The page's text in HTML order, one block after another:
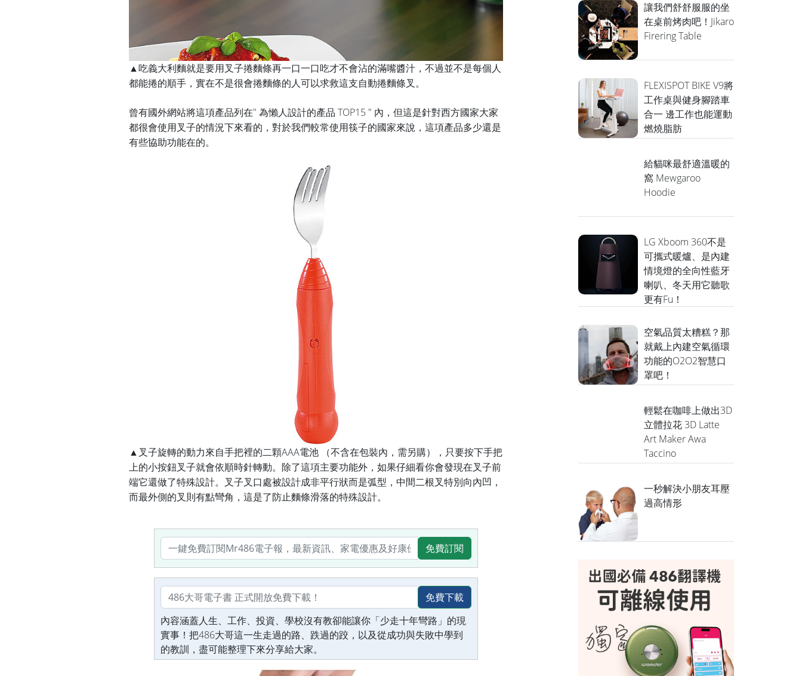
▲吃義大利麵就是要用叉子捲麵條再一口一口吃才不會沾的滿嘴醬汁，不過並不是每個人
都能捲的順手，實在不是很會捲麵條的人可以求救這支自動捲麵條叉。
曾有國外網站將這項產品列在" 為懶人設計的產品 TOP15 " 內，但這是針對西方國家大家
都很會使用叉子的情況下來看的，對於我們較常使用筷子的國家來說，這項產品多少還是
有些協助功能在的。
▲叉子旋轉的動力來自手把裡的二顆AAA電池 （不含在包裝內，需另購），只要按下手把
上的小按鈕叉子就會依順時針轉動。除了這項主要功能外，如果仔細看你會發現在叉子前
端它還做了特殊設計。叉子叉口處被設計成非平行狀而是弧型，中間二根叉特別向內凹，
而最外側的叉則有點彎角，這是了防止麵條滑落的特殊設計。
免費訂閱
免費下載
內容涵蓋人生、工作、投資、學校沒有教卻能讓你「少走十年彎路」的現
實事！把486大哥這一生走過的路、跌過的跤，以及從成功與失敗中學到
的教訓，盡可能整理下來分享給大家。
讓我們舒舒服服的坐
在桌前烤肉吧！Jikaro
Firering Table
FLEXISPOT BIKE V9將
工作桌與健身腳踏車
合一 邊工作也能運動
燃燒脂肪
給貓咪最舒適溫暖的
窩 Mewgaroo
Hoodie
LG Xboom 360不是
可攜式暖爐、是內建
情境燈的全向性藍牙
喇叭、冬天用它聽歌
更有Fu！
空氣品質太糟糕？那
就戴上內建空氣循環
功能的O2O2智慧口
罩吧！
輕鬆在咖啡上做出3D
立體拉花 3D Latte
Art Maker Awa
Taccino
一秒解決小朋友耳壓
過高情形